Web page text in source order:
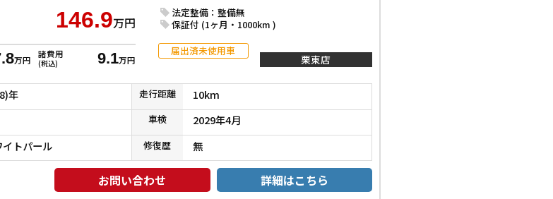
146.9万円
万円
諸費用
(税込) 9.1万円
法定整備：整備無
保証付 (1ヶ月・1000km )
届出済未使用車
栗東店
年 走行距離 10km
車検 2029年4月
イトパール 修復歴 無
お問い合わせ 詳細はこちら